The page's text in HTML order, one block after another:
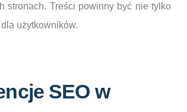
stronach. Treści powinny być nie tylko
użytkowników.
SEO w